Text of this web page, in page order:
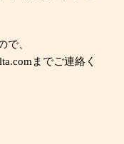
で、
までご連絡く